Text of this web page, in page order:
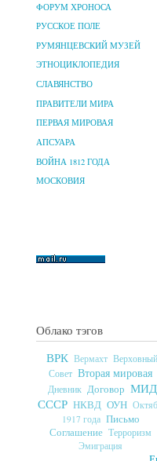
ФОРУМ ХРОНОСА
РУССКОЕ ПОЛЕ
РУМЯНЦЕВСКИЙ МУЗЕЙ
ЭТНОЦИКЛОПЕДИЯ
СЛАВЯНСТВО
ПРАВИТЕЛИ МИРА
ПЕРВАЯ МИРОВАЯ
АПСУАРА
ВОЙНА 1812 ГОДА
МОСКОВИЯ
Облако тэгов
ВРК Вермахт Верховный
Совет Вторая мировая
Дневник Договор МИД
СССР НКВД ОУН
1917 года Письмо
Соглашение Терроризм
Эмиграция